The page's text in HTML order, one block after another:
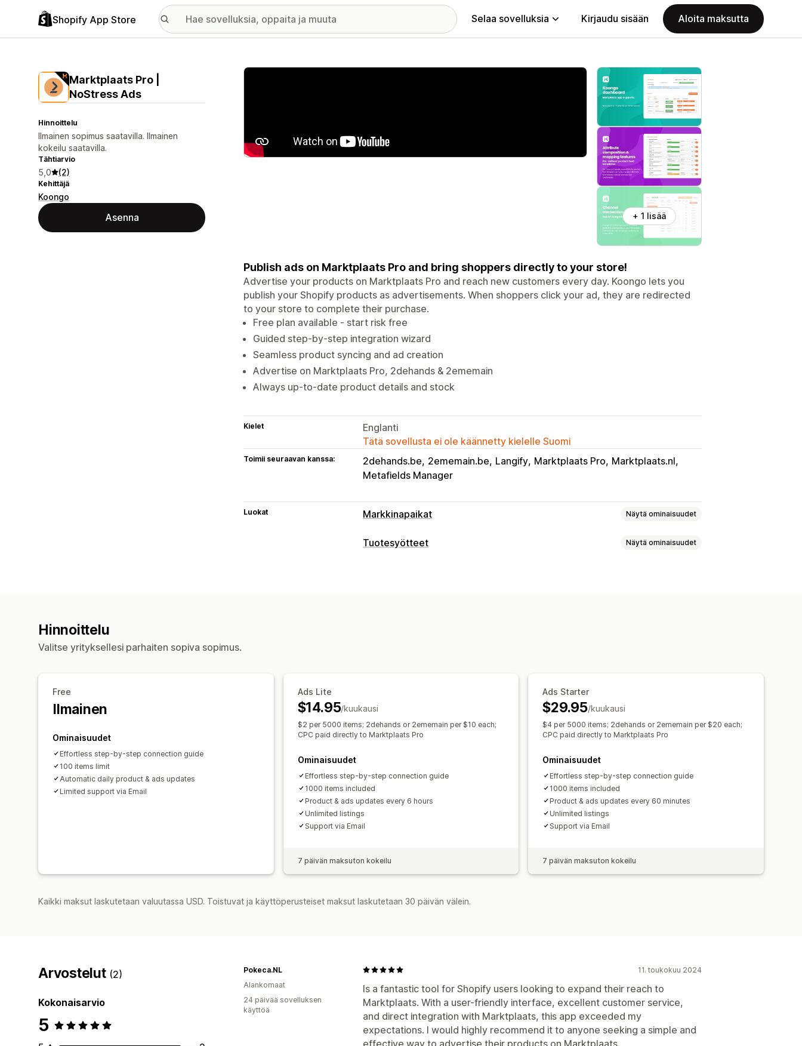
Shopify App Store Selaa sovelluksia Kirjaudu sisään Aloita maksutta
Marktplaats Pro |
NoStress Ads
Hinnoittelu
Ilmainen sopimus saatavilla. Ilmainen
kokeilu saatavilla.
Tähtiarvio
5,0 (2)
Kehittäjä
Koongo
Asenna
Esittelykuvagalleria
+ 1 lisää
Publish ads on Marktplaats Pro and bring shoppers directly to your store!
Advertise your products on Marktplaats Pro and reach new customers every day. Koongo lets you
publish your Shopify products as advertisements. When shoppers click your ad, they are redirected
to your store to complete their purchase.
Free plan available - start risk free
Guided step-by-step integration wizard
Seamless product syncing and ad creation
Advertise on Marktplaats Pro, 2dehands & 2ememain
Always up-to-date product details and stock
Kielet
Englanti
Tätä sovellusta ei ole käännetty kielelle Suomi
Toimii seuraavan kanssa: 2dehands.be 2ememain.be Langify Marktplaats Pro Marktplaats.nl
Metafields Manager
Luokat Markkinapaikat Näytä ominaisuudet
Listausten hallinnointi
Tuotesyötteet Näytä ominaisuudet
Joukkomuokkaus
Ajastettu synkronointi
Tuotteiden valinta
GTIN-numeroiden hallinnointi
Syötteen optimointi Useat formaatit
Hinnoittelu
Valitse yrityksellesi parhaiten sopiva sopimus.
Free
Ilmainen
Ominaisuudet
Effortless step-by-step connection guide
100 items limit
Automatic daily product & ads updates
Limited support via Email
Ads Lite
$14.95/kuukausi
$2 per 5000 items; 2dehands or 2ememain per $10 each;
CPC paid directly to Marktplaats Pro
Ominaisuudet
Effortless step-by-step connection guide
1000 items included
Product & ads updates every 6 hours
Unlimited listings
Support via Email
7 päivän maksuton kokeilu
Ads Starter
$29.95/kuukausi
$4 per 5000 items; 2dehands or 2ememain per $20 each;
CPC paid directly to Marktplaats Pro
Ominaisuudet
Effortless step-by-step connection guide
1000 items included
Product & ads updates every 60 minutes
Unlimited listings
Support via Email
7 päivän maksuton kokeilu
Kaikki maksut laskutetaan valuutassa USD. Toistuvat ja käyttöperusteiset maksut laskutetaan 30 päivän välein.
Arvostelut (2)
Kokonaisarvio
5
11. toukokuu 2024
Is a fantastic tool for Shopify users looking to expand their reach to
Marktplaats. With a user-friendly interface, excellent customer service,
and direct integration with Marktplaats, this app exceeded my
expectations. I would highly recommend it to anyone seeking a simple and
effective way to advertise their products on Marktplaats.
Pokeca.NL
Alankomaat
24 päivää sovelluksen
käyttöä